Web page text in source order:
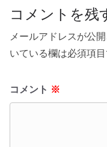
コメントを残
メールアドレスが公
いている欄は必須項
コメント ※